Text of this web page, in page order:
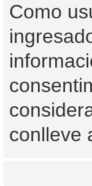
Como
conlleve